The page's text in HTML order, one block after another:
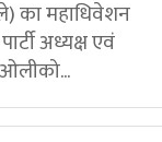
का महाधिवेशन
अध्यक्ष एवं
ओलीको...